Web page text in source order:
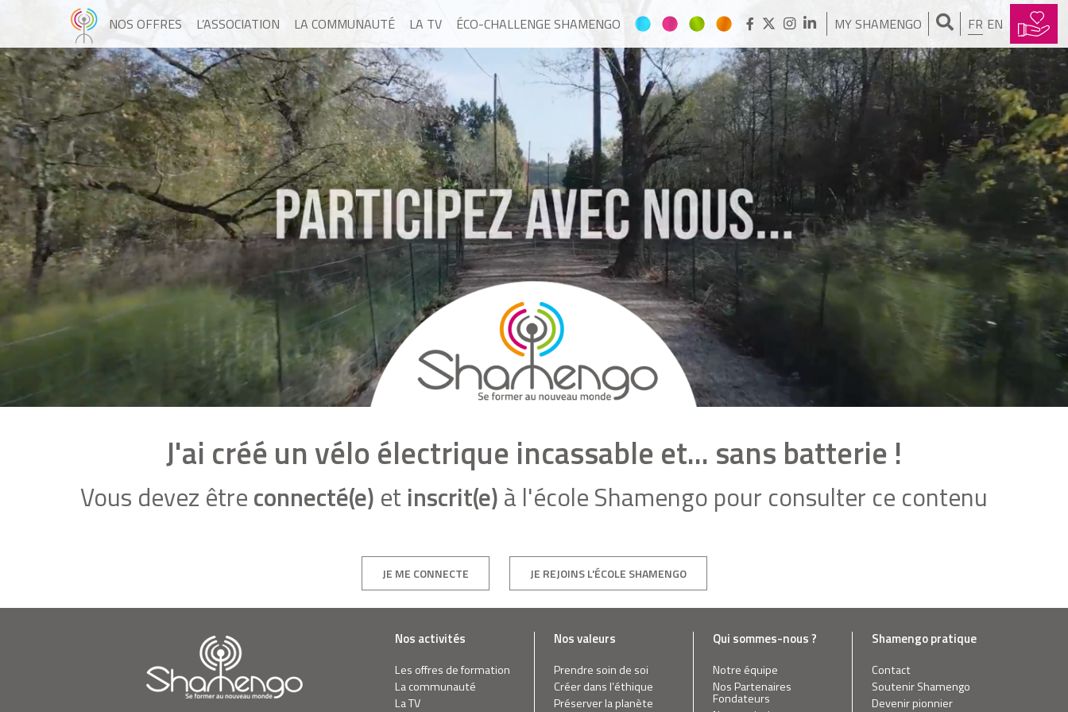
NOS OFFRES L’ASSOCIATION LA COMMUNAUTÉ LA TV ÉCO-CHALLENGE SHAMENGO MY SHAMENGO FR EN
J'ai créé un vélo électrique incassable et... sans batterie !
Vous devez êtreconnecté(e) et inscrit(e)à l'école Shamengo pour consulter ce contenu
JE ME CONNECTE JE REJOINS L'ÉCOLE SHAMENGO
Nos activités
Les offres de formation
La communauté
La TV
Nos valeurs
Prendre soin de soi
Créer dans l’éthique
Préserver la planète
Qui sommes-nous ?
Notre équipe
Nos Partenaires
Fondateurs
Shamengo pratique
Contact
Soutenir Shamengo
Devenir pionnier